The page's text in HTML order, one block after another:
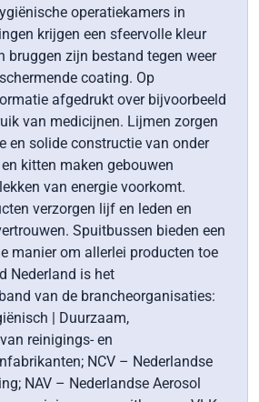
operatiekamers in
krijgen een sfeervolle kleur
bruggen zijn bestand tegen weer
coating. Op
afgedrukt over bijvoorbeeld
van medicijnen. Lijmen zorgen
en solide constructie van onder
kitten maken gebouwen
van energie voorkomt.
verzorgen lijf en leden en
Spuitbussen bieden een
manier om allerlei producten toe
Nederland is het
van de brancheorganisaties:
| Duurzaam,
reinigings- en
NCV – Nederlandse
NAV – Nederlandse Aerosol